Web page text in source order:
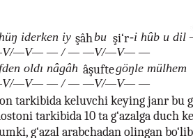
iderken iy şâhbu şi‘r-i hûb u dil
—V— — / — —V/—V— —
oldı nâgâh âşuftegöŋle mülhem
—V— — / — —V/—V— —
tarkibida keluvchi keying janr bu
tarkibida 10 ta g‘azalga duch
g‘azal arabchadan olingan